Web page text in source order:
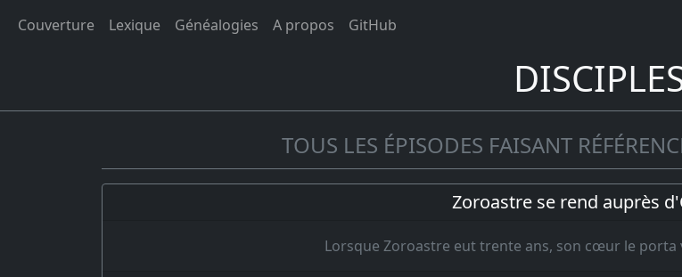
Couverture Lexique Généalogies A propos GitHub
TOUS LES ÉPISODES FAISANT
Zoroastre se rend auprès
Lorsque Zoroastre eut trente ans, son cœur le